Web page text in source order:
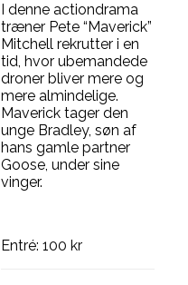
I denne actiondrama
træner Pete “Maverick”
Mitchell rekrutter i en
tid, hvor ubemandede
droner bliver mere og
mere almindelige.
Maverick tager den
unge Bradley, søn af
hans gamle partner
Goose, under sine
vinger.
Entré: 100 kr